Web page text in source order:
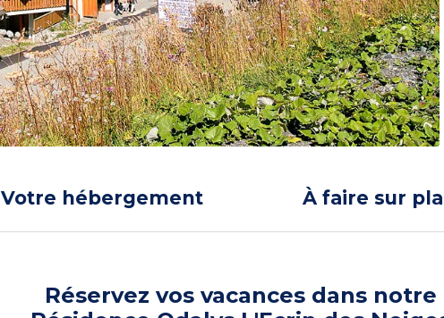
Votre hébergement À faire sur
Réservez vos vacances dans notre